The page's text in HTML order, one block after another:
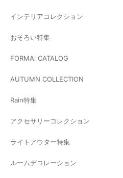
インテリアコレクション
おそろい特集
FORMAl CATALOG
AUTUMN COLLECTION
Rain特集
アクセサリーコレクション
ライトアウター特集
ルームデコレーション